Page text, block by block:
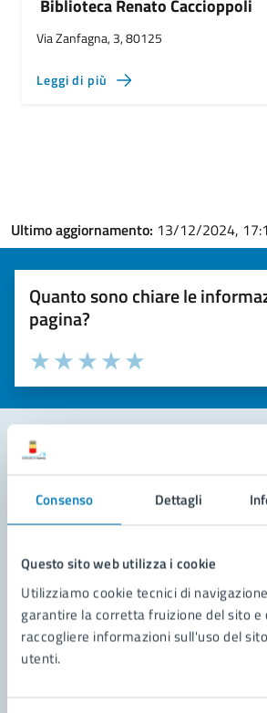
Consenso Dettagli
Questo sito web utilizza i cookie
Utilizziamo cookie tecnici di
garantire la corretta fruizione del sito e
raccogliere informazioni sull'uso del
utenti.
Biblioteca Renato Caccioppoli
Via Zanfagna, 3, 80125
Leggi di più
Ultimo aggiornamento: 13/12/2024,
Quanto sono chiare le
pagina?
Valuta la chiarezza delle informazioni (da 1 a
Seleziona il numero di stelle per
Valuta 5 stelle su 5
Valuta 4 stelle su 5
Valuta 3 stelle su 5
Valuta 2 stelle su 5
Valuta 1 stelle su 5
Leggi le domande frequenti
Richiedi assistenza
Prenota appuntamento
Problemi in città